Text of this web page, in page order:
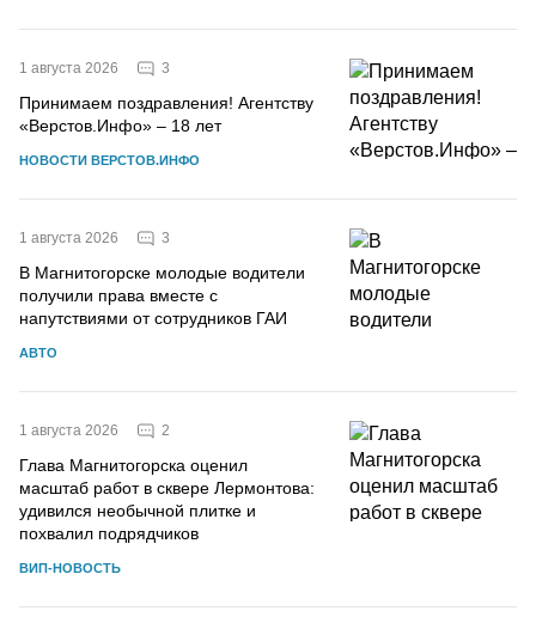
1 августа 2026 3
Принимаем поздравления! Агентству
«Верстов.Инфо» – 18 лет
НОВОСТИ ВЕРСТОВ.ИНФО
1 августа 2026 3
В Магнитогорске молодые водители
получили права вместе с
напутствиями от сотрудников ГАИ
АВТО
1 августа 2026 2
Глава Магнитогорска оценил
масштаб работ в сквере Лермонтова:
удивился необычной плитке и
похвалил подрядчиков
ВИП-НОВОСТЬ